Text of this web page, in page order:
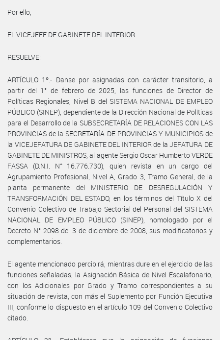
Por ello,
EL VICEJEFE DE GABINETE DEL INTERIOR
RESUELVE:
ARTÍCULO 1º.- Danse por asignadas con carácter transitorio, a
partir del 1° de febrero de 2025, las funciones de Director de
Políticas Regionales, Nivel B del SISTEMA NACIONAL DE EMPLEO
PÚBLICO (SINEP), dependiente de la Dirección Nacional de Políticas
para el Desarrollo de la SUBSECRETARÍA DE RELACIONES CON LAS
PROVINCIAS de la SECRETARÍA DE PROVINCIAS Y MUNICIPIOS de
la VICEJEFATURA DE GABINETE DEL INTERIOR de la JEFATURA DE
GABINETE DE MINISTROS, al agente Sergio Oscar Humberto VERDE
FASSA (D.N.I. N° 16.776.730), quien revista en un cargo del
Agrupamiento Profesional, Nivel A, Grado 3, Tramo General, de la
planta permanente del MINISTERIO DE DESREGULACIÓN Y
TRANSFORMACIÓN DEL ESTADO, en los términos del Título X del
Convenio Colectivo de Trabajo Sectorial del Personal del SISTEMA
NACIONAL DE EMPLEO PÚBLICO (SINEP), homologado por el
Decreto N° 2098 del 3 de diciembre de 2008, sus modificatorios y
complementarios.
El agente mencionado percibirá, mientras dure en el ejercicio de las
funciones señaladas, la Asignación Básica de Nivel Escalafonario,
con los Adicionales por Grado y Tramo correspondientes a su
situación de revista, con más el Suplemento por Función Ejecutiva
III, conforme lo dispuesto en el artículo 109 del Convenio Colectivo
citado.